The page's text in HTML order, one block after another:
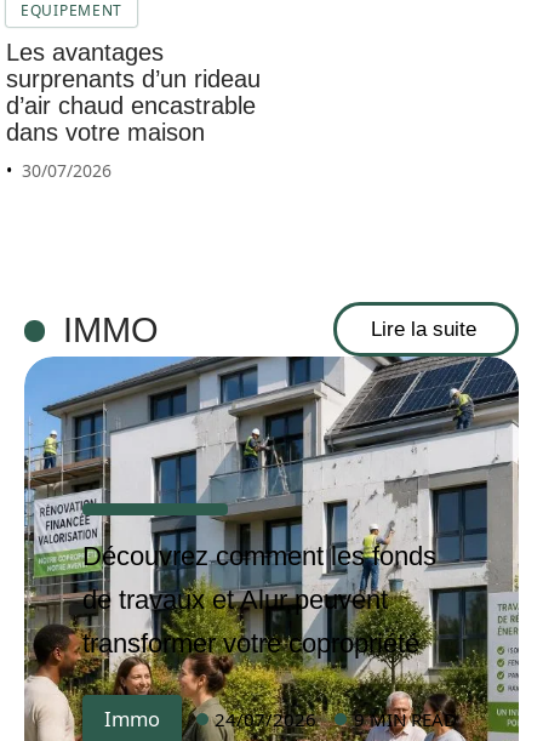
EQUIPEMENT
Les avantages
surprenants d’un rideau
d’air chaud encastrable
dans votre maison
30/07/2026
IMMO Lire la suite
Découvrez comment les fonds
de travaux et Alur peuvent
transformer votre copropriété
Immo 24/07/2026 9 MIN READ